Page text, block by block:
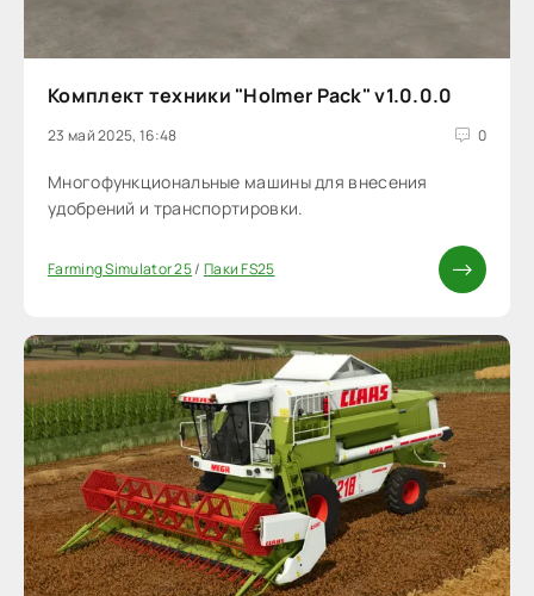
Комплект техники "Holmer Pack" v1.0.0.0
23 май 2025, 16:48 0
Многофункциональные машины для внесения
удобрений и транспортировки.
Farming Simulator 25/ Паки FS25